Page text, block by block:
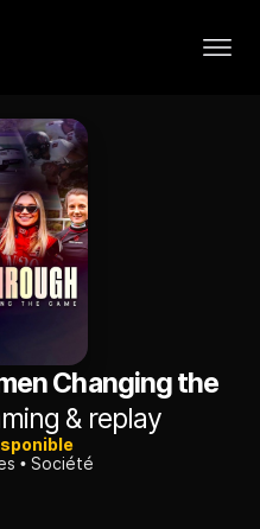
Changing the
& replay
Société